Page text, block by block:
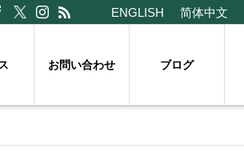
ENGLISH 简体中文
お問い合わせ ブログ